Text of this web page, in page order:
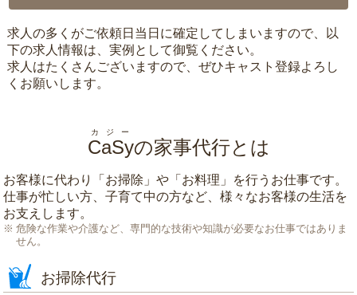
求人の多くがご依頼日当日に確定してしまいますので、以
下の求人情報は、実例として御覧ください。
求人はたくさんございますので、ぜひキャスト登録よろし
くお願いします。
CaSy
カジー
の家事代行とは
お客様に代わり「 お掃除 」や「 お料理 」を行うお仕事です。
仕事が忙しい方、子育て中の方など、様々なお客様の生活を
お支えします。
危険な作業や介護など、専門的な技術や知識が必要なお仕事ではありま
せん。
お掃除代行